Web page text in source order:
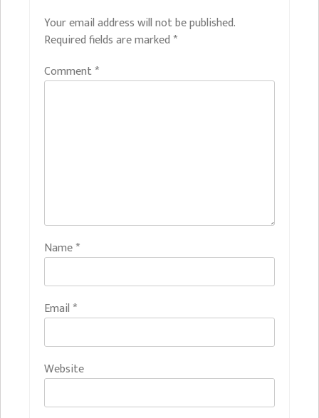
Your email address will not be published.
Required fields are marked *
Comment*
Name*
Email *
Website